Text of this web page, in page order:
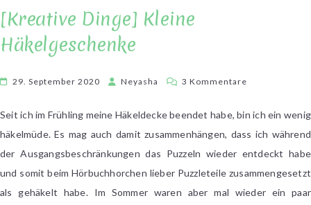
[Kreative Dinge] Kleine
Häkelgeschenke
29. September 2020 Neyasha 3 Kommentare
Dinge]
Kleine
Seit ich im Frühling meine Häkeldecke beendet habe, bin ich ein wenig
häkelmüde. Es mag auch damit zusammenhängen, dass ich während
der Ausgangsbeschränkungen das Puzzeln wieder entdeckt habe
und somit beim Hörbuchhorchen lieber Puzzleteile zusammengesetzt
als gehäkelt habe. Im Sommer waren aber mal wieder ein paar